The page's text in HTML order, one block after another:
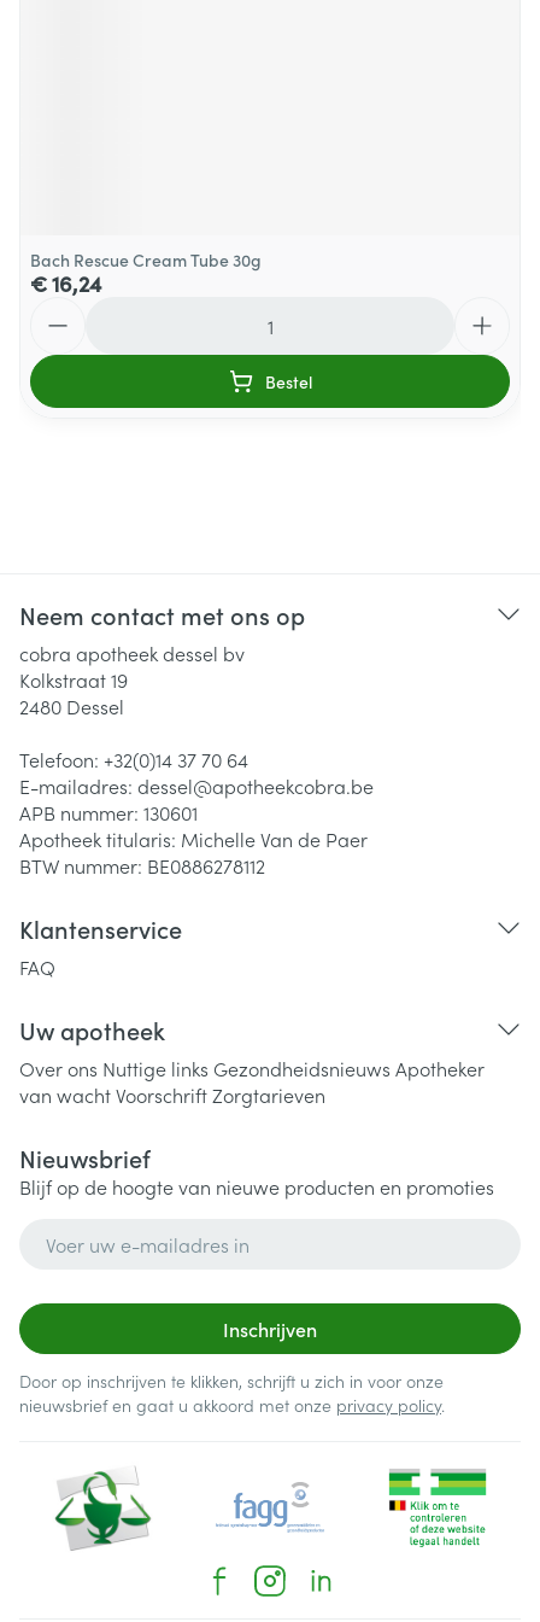
Bach Rescue Cream Tube 30g
€ 16,24
Bestel
Neem contact met ons op
cobra apotheek dessel bv
Kolkstraat 19
2480 Dessel
Telefoon: +32(0)14 37 70 64
E-mailadres: dessel@apotheekcobra.be
APB nummer: 130601
Apotheek titularis: Michelle Van de Paer
BTW nummer: BE0886278112
Klantenservice
FAQ
Uw apotheek
Over ons Nuttige links Gezondheidsnieuws Apotheker
van wachtVoorschriftZorgtarieven
Nieuwsbrief
Blijf op de hoogte van nieuwe producten en promoties
Inschrijven
Door op inschrijven te klikken, schrijft u zich in voor onze
nieuwsbrief en gaat u akkoord met onze privacy policy.